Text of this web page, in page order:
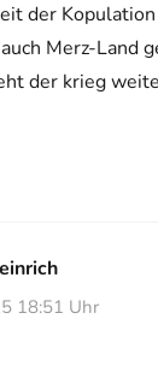
der
Merz-Land
der krieg
18:51 Uhr